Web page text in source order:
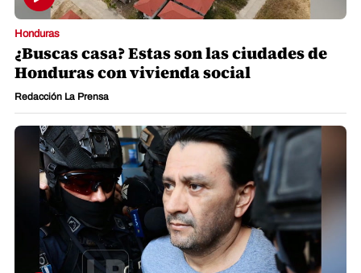
Honduras
¿Buscas casa? Estas son las ciudades de
Honduras con vivienda social
Redacción La Prensa